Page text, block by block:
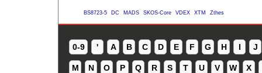
BS8723-5 DC MADS SKOS-Core VDEX XTM Zthes
0-9 ' A B C D E F G H I J
M N O P Q R S T U V W X